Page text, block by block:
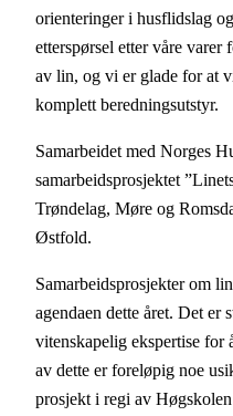
orienteringer i husflidslag
etterspørsel etter våre
av lin, og vi er glade for at
komplett beredningsutstyr.
Samarbeidet med Norges
samarbeidsprosjektet
Trøndelag, Møre og
Østfold.
Samarbeidsprosjekter om
agendaen dette året. Det er
vitenskapelig ekspertise
av dette er foreløpig noe
prosjekt i regi av